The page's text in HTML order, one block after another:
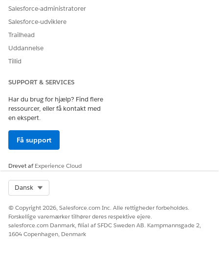
Salesforce-administratorer
Salesforce-udviklere
Trailhead
Uddannelse
Tillid
SUPPORT & SERVICES
Har du brug for hjælp? Find flere
ressourcer, eller få kontakt med
en ekspert.
Få support
Drevet afExperience Cloud
Dansk
© Copyright 2026, Salesforce.com Inc. Alle rettigheder forbeholdes.
Forskellige varemærker tilhører deres respektive ejere.
salesforce.com Danmark, filial af SFDC Sweden AB. Kampmannsgade 2,
1604 Copenhagen, Denmark